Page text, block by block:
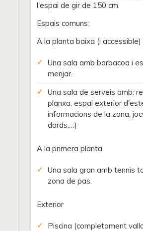
l'espai de gir de 150 cm.
Espais comuns:
A la planta baixa (i accessible)
Una sala amb barbacoa i
menjar.
Una sala de serveis amb:
planxa, espai exterior
informacions de la zona,
dards,…)
A la primera planta
Una sala gran amb tennis
zona de pas.
Exterior
Piscina (completament